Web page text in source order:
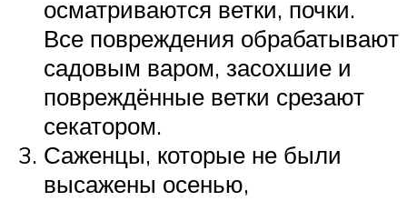
осматриваются ветки, почки.
Все повреждения обрабатывают
садовым варом, засохшие и
повреждённые ветки срезают
секатором.
Саженцы, которые не были
высажены осенью,